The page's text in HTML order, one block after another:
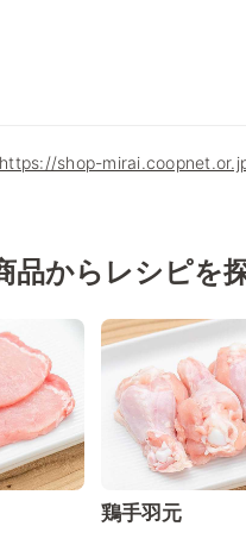
https://shop-
品からレシピを
鶏手羽元